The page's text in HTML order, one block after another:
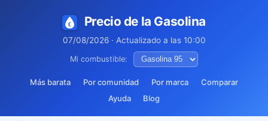
Precio de la Gasolina
07/08/2026 · Actualizado a las 10:00
Mi combustible:
Más barata Por comunidad Por marca
Comparar
Ayuda
Blog